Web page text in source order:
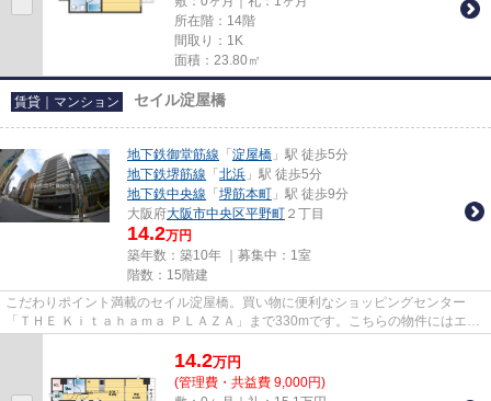
所在階：14階
間取り：1K
面積：23.80㎡
賃貸｜マンション セイル淀屋橋
地下鉄御堂筋線 「 淀屋橋 」駅 徒歩5分
地下鉄堺筋線 「 北浜 」駅 徒歩5分
地下鉄中央線 「 堺筋本町 」駅 徒歩9分
大阪府大阪市中央区平野町 ２丁目
14.2万円
築年数：築10年 ｜募集中： 1室
階数：15階建
こだわりポイント満載のセイル淀屋橋。買い物に便利なショッピングセンター
「ＴＨＥ Ｋｉｔａｈａｍａ ＰＬＡＺＡ」まで330mです。こちらの物件にはエレ
14.2万円
(管理費・共益費 9,000円)